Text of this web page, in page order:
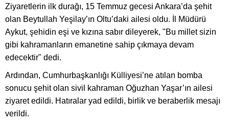
Ziyaretlerin ilk durağı, 15 Temmuz gecesi Ankara’da şehit
olan Beytullah Yeşilay’ın Oltu’daki ailesi oldu. İl Müdürü
Aykut, şehidin eşi ve kızına sabır dileyerek, "Bu millet sizin
gibi kahramanların emanetine sahip çıkmaya devam
edecektir" dedi.
Ardından, Cumhurbaşkanlığı Külliyesi’ne atılan bomba
sonucu şehit olan sivil kahraman Oğuzhan Yaşar’ın ailesi
ziyaret edildi. Hatıralar yad edildi, birlik ve beraberlik mesajı
verildi.